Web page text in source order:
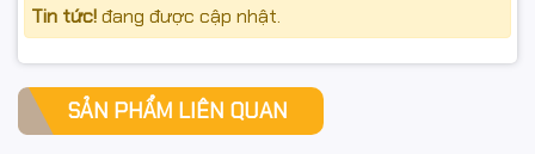
Tin tức!đang được cập nhật.
SẢN PHẨM LIÊN QUAN